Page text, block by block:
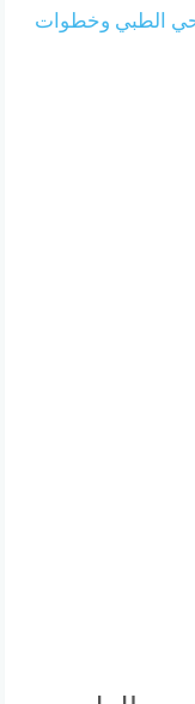
الطبي وخطوات